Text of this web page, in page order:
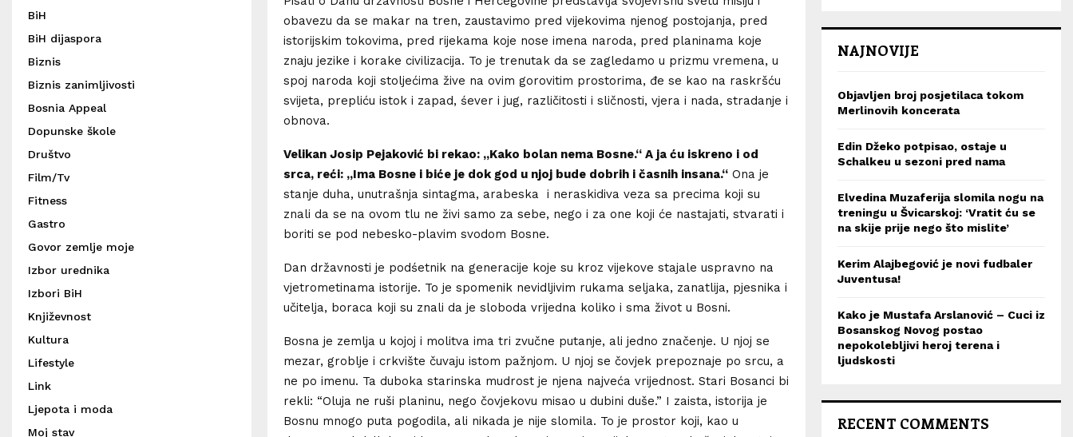
obavezu da se makar na tren, zaustavimo pred vijekovima njenog postojanja, pred
istorijskim tokovima, pred rijekama koje nose imena naroda, pred planinama koje
znaju jezike i korake civilizacija. To je trenutak da se zagledamo u prizmu vremena, u
spoj naroda koji stoljećima žive na ovim gorovitim prostorima, đe se kao na raskršću
svijeta, prepliću istok i zapad, śever i jug, različitosti i sličnosti, vjera i nada, stradanje i
obnova.
Velikan Josip Pejaković bi rekao: „Kako bolan nema Bosne.“ A ja ću iskreno i od
srca, reći: „Ima Bosne i biće je dok god u njoj bude dobrih i časnih insana.“ Ona je
stanje duha, unutrašnja sintagma, arabeska i neraskidiva veza sa precima koji su
znali da se na ovom tlu ne živi samo za sebe, nego i za one koji će nastajati, stvarati i
boriti se pod nebesko-plavim svodom Bosne.
Dan državnosti je podśetnik na generacije koje su kroz vijekove stajale uspravno na
vjetrometinama istorije. To je spomenik nevidljivim rukama seljaka, zanatlija, pjesnika i
učitelja, boraca koji su znali da je sloboda vrijedna koliko i sma život u Bosni.
Bosna je zemlja u kojoj i molitva ima tri zvučne putanje, ali jedno značenje. U njoj se
mezar, groblje i crkvište čuvaju istom pažnjom. U njoj se čovjek prepoznaje po srcu, a
ne po imenu. Ta duboka starinska mudrost je njena najveća vrijednost. Stari Bosanci bi
rekli: “Oluja ne ruši planinu, nego čovjekovu misao u dubini duše.” I zaista, istorija je
Bosnu mnogo puta pogodila, ali nikada je nije slomila. To je prostor koji, kao u
BiH
BiH dijaspora
Biznis
Biznis zanimljivosti
Bosnia Appeal
Dopunske škole
Društvo
Film/Tv
Fitness
Gastro
Govor zemlje moje
Izbor urednika
Izbori BiH
Književnost
Kultura
Lifestyle
Link
Ljepota i moda
Moj stav
NAJNOVIJE
Objavljen broj posjetilaca tokom
Merlinovih koncerata
Edin Džeko potpisao, ostaje u
Schalkeu u sezoni pred nama
Elvedina Muzaferija slomila nogu na
treningu u Švicarskoj: ‘Vratit ću se
na skije prije nego što mislite’
Kerim Alajbegović je novi fudbaler
Juventusa!
Kako je Mustafa Arslanović – Cuci iz
Bosanskog Novog postao
nepokolebljivi heroj terena i
ljudskosti
RECENT COMMENTS